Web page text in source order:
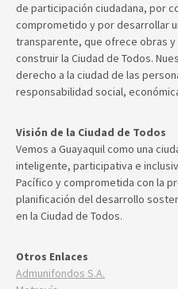
de participación ciudadana, por
comprometido y por desarrollar
transparente, que ofrece obras
construir la Ciudad de Todos.
derecho a la ciudad de las
responsabilidad social,
Visión de la Ciudad de Todos
Vemos a Guayaquil como una
inteligente, participativa e
Pacífico y comprometida con la
planificación del desarrollo
en la Ciudad de Todos.
Otros Enlaces
Admunifondos S.A.